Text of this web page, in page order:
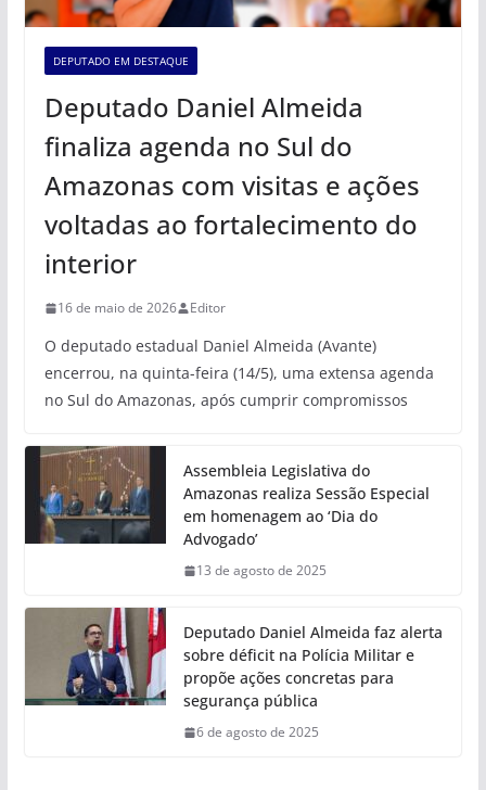
DEPUTADO EM DESTAQUE
Deputado Daniel Almeida
finaliza agenda no Sul do
Amazonas com visitas e ações
voltadas ao fortalecimento do
interior
16 de maio de 2026 Editor
O deputado estadual Daniel Almeida (Avante)
encerrou, na quinta-feira (14/5), uma extensa agenda
no Sul do Amazonas, após cumprir compromissos
Assembleia Legislativa do
Amazonas realiza Sessão Especial
em homenagem ao ‘Dia do
Advogado’
13 de agosto de 2025
Deputado Daniel Almeida faz alerta
sobre déficit na Polícia Militar e
propõe ações concretas para
segurança pública
6 de agosto de 2025